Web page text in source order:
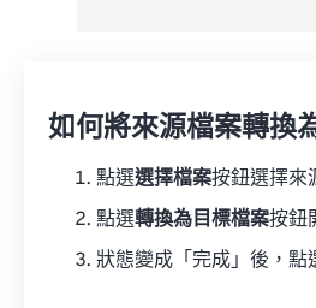
如何將來源檔案轉換
點選選擇檔案按鈕選擇來
點選轉換為目標檔案按鈕
狀態變成「完成」後，點